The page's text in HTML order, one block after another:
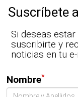
Suscríbete
Si deseas
suscribirte y
noticias en tu
Nombre*